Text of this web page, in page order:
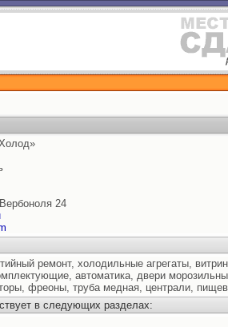
24
ремонт, холодильные агрегаты,
автоматика, двери
фреоны, труба медная, централи,
в следующих разделах: